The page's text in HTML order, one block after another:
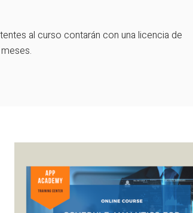
al curso contarán con una licencia de